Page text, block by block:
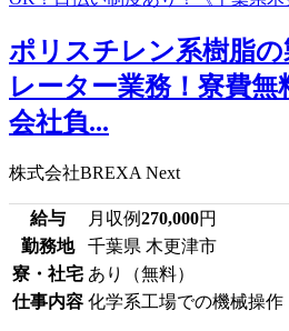
ポリスチレン系樹脂
レーター業務！寮費
会社負...
株式会社BREXA Next
給与 月収例270,000円
勤務地
千葉県 木更津市
寮・社宅 あり（無料）
仕事内容 化学系工場での機械操